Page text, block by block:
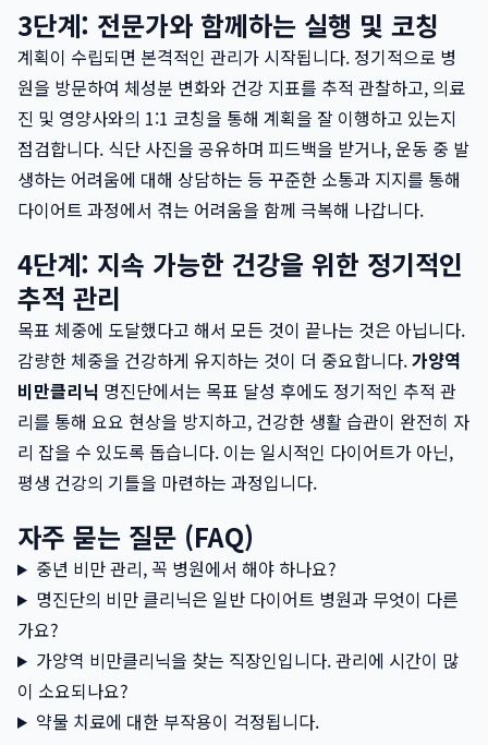
3단계: 전문가와 함께하는 실행 및 코칭
계획이 수립되면 본격적인 관리가 시작됩니다. 정기적으로 병
원을 방문하여 체성분 변화와 건강 지표를 추적 관찰하고, 의료
진 및 영양사와의 1:1 코칭을 통해 계획을 잘 이행하고 있는지
점검합니다. 식단 사진을 공유하며 피드백을 받거나, 운동 중 발
생하는 어려움에 대해 상담하는 등 꾸준한 소통과 지지를 통해
다이어트 과정에서 겪는 어려움을 함께 극복해 나갑니다.
4단계: 지속 가능한 건강을 위한 정기적인
추적 관리
목표 체중에 도달했다고 해서 모든 것이 끝나는 것은 아닙니다.
감량한 체중을 건강하게 유지하는 것이 더 중요합니다.가양역
비만클리닉 명진단에서는 목표 달성 후에도 정기적인 추적 관
리를 통해 요요 현상을 방지하고, 건강한 생활 습관이 완전히 자
리 잡을 수 있도록 돕습니다. 이는 일시적인 다이어트가 아닌,
평생 건강의 기틀을 마련하는 과정입니다.
자주 묻는 질문 (FAQ)
중년 비만 관리, 꼭 병원에서 해야 하나요?
명진단의 비만 클리닉은 일반 다이어트 병원과 무엇이 다른
가요?
가양역 비만클리닉을 찾는 직장인입니다. 관리에 시간이 많
이 소요되나요?
약물 치료에 대한 부작용이 걱정됩니다.